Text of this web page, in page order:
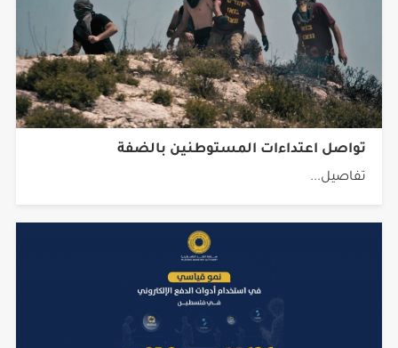
تواصل اعتداءات المستوطنين بالضفة
تفاصيل...